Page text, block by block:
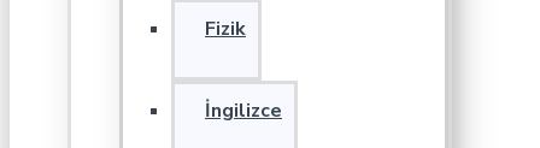
Fizik
İngilizce